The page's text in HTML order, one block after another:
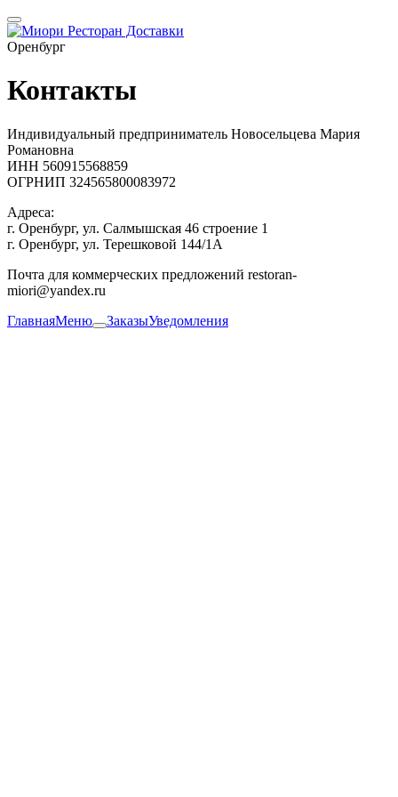
Оренбург
Контакты
Индивидуальный предприниматель Новосельцева Мария
Романовна
ИНН 560915568859
ОГРНИП 324565800083972
Адреса:
г. Оренбург, ул. Салмышская 46 строение 1
г. Оренбург, ул. Терешковой 144/1А
Почта для коммерческих предложений restoran-
miori@yandex.ru
ГлавнаяМеню ЗаказыУведомления